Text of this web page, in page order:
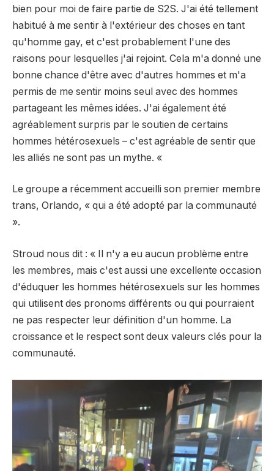
bien pour moi de faire partie de S2S. J'ai été tellement
habitué à me sentir à l'extérieur des choses en tant
qu'homme gay, et c'est probablement l'une des
raisons pour lesquelles j'ai rejoint. Cela m'a donné une
bonne chance d'être avec d'autres hommes et m'a
permis de me sentir moins seul avec des hommes
partageant les mêmes idées. J'ai également été
agréablement surpris par le soutien de certains
hommes hétérosexuels – c'est agréable de sentir que
les alliés ne sont pas un mythe. «
Le groupe a récemment accueilli son premier membre
trans, Orlando, « qui a été adopté par la communauté
».
Stroud nous dit : « Il n'y a eu aucun problème entre
les membres, mais c'est aussi une excellente occasion
d'éduquer les hommes hétérosexuels sur les hommes
qui utilisent des pronoms différents ou qui pourraient
ne pas respecter leur définition d'un homme. La
croissance et le respect sont deux valeurs clés pour la
communauté.